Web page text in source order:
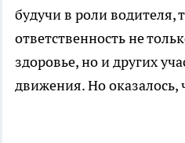
будучи в роли водителя,
ответственность не
здоровье, но и других
движения. Но оказалось,